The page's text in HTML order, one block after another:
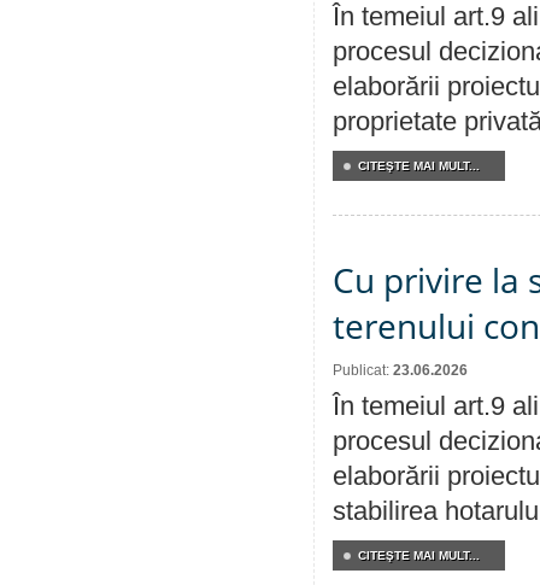
În temeiul art.9
procesul
elaborării
proprietate
CITEŞTE MAI MULT...
Cu privire la
terenului
Publicat: 23.06.2026
În temeiul art.9
procesul
elaborării
stabilirea
CITEŞTE MAI MULT...